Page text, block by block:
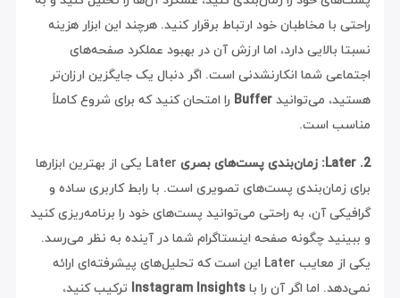
راحتی با مخاطبان خود ارتباط برقرار کنید. هرچند این ابزار هزینه
نسبتا بالایی دارد، اما ارزش آن در بهبود عملکرد صفحه‌های
اجتماعی شما انکارنشدنی است. اگر دنبال یک جایگزین ارزان‌تر
هستید، می‌توانیدBuffer را امتحان کنید که برای شروع کاملاً
مناسب است.
2. Later: زمان‌بندی پست‌های بصری
Later یکی از بهترین ابزارها
برای زمان‌بندی پست‌های تصویری است. با رابط کاربری ساده و
گرافیکی آن، به راحتی می‌توانید پست‌های خود را برنامه‌ریزی کنید
و ببینید چگونه صفحه اینستاگرام شما در آینده به نظر می‌رسد.
یکی از معایب Later این است که تحلیل‌های پیشرفته‌ای ارائه
نمی‌دهد. اما اگر آن را باInstagram Insights ترکیب کنید،